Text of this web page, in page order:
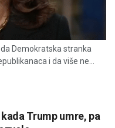
Demokratska stranka
i da više ne...
Trump umre, pa